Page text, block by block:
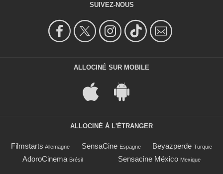
SUIVEZ-NOUS
ALLOCINÉ SUR MOBILE
ALLOCINÉ À L'ÉTRANGER
Filmstarts Allemagne SensaCine Espagne Beyazperde Turquie
AdoroCinema Brésil Sensacine México Mexique